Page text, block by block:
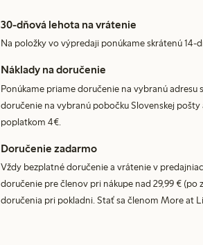
30-dňová lehota na vrátenie
Na položky vo výpredaji ponúkame skrátenú 14-
Náklady na doručenie
Ponúkame priame doručenie na vybranú
doručenie na vybranú pobočku Slovenskej
poplatkom 4€.
Doručenie zadarmo
Vždy bezplatné doručenie a vrátenie v
doručenie pre členov pri nákupe nad 29,99 €
doručenia pri pokladni. Stať sa členom More at